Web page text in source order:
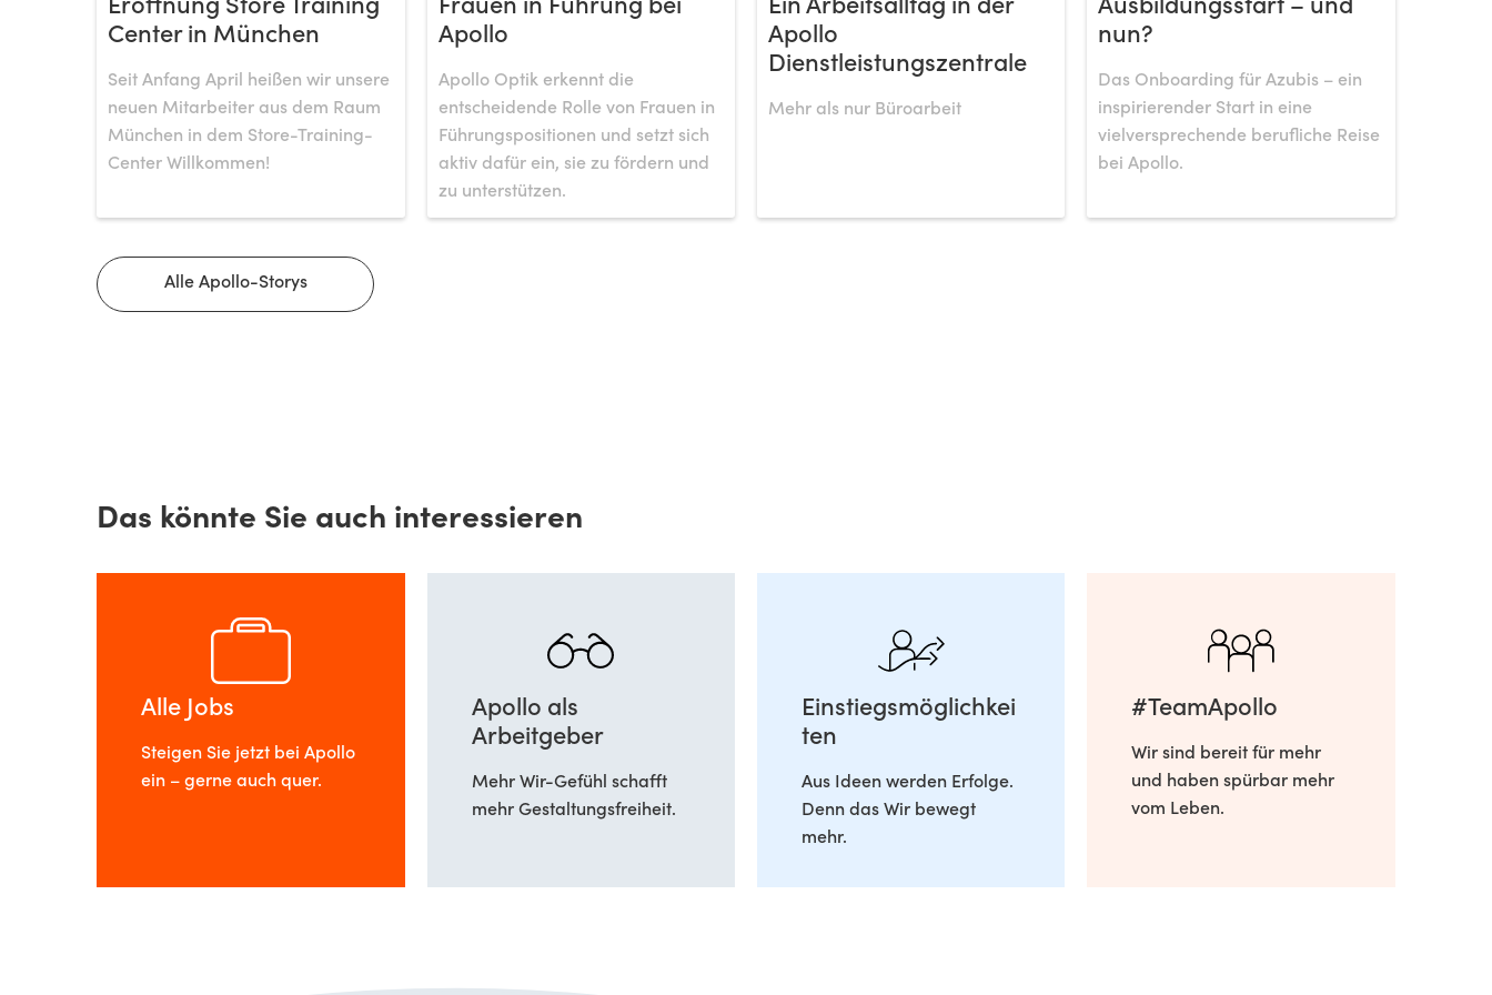
Eröffnung Store Training
Center in München
Seit Anfang April heißen wir unsere
neuen Mitarbeiter aus dem Raum
München in dem Store-Training-
Center Willkommen!
Frauen in Führung bei
Apollo
Apollo Optik erkennt die
entscheidende Rolle von Frauen in
Führungspositionen und setzt sich
aktiv dafür ein, sie zu fördern und
zu unterstützen.
Ein Arbeitsalltag in der
Apollo
Dienstleistungszentrale
Mehr als nur Büroarbeit
Ausbildungsstart – und
nun?
Das Onboarding für Azubis – ein
inspirierender Start in eine
vielversprechende berufliche Reise
bei Apollo.
Alle Apollo-Storys
Das könnte Sie auch interessieren
Alle Jobs
Steigen Sie jetzt bei Apollo
ein – gerne auch quer.
Apollo als
Arbeitgeber
Mehr Wir-Gefühl schafft
mehr Gestaltungsfreiheit.
Einstiegsmöglichkei
ten
Aus Ideen werden Erfolge.
Denn das Wir bewegt
mehr.
#TeamApollo
Wir sind bereit für mehr
und haben spürbar mehr
vom Leben.